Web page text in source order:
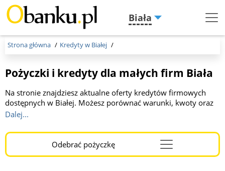
Biała
Menu
Strona główna Kredyty w Białej
Pożyczki i kredyty dla małych firm Biała
Na stronie znajdziesz aktualne oferty kredytów firmowych
dostępnych w Białej. Możesz porównać warunki, kwoty oraz
okresy spłaty oferowane przez różne banki. Kwota do 1 000
000 zł, okres kredytowania od 2 do 36 miesięcy. To idealne
miejsce dla przedsiębiorców szukających korzystnego
finansowania. Wybierz optymalną dla Ciebie ofertę, kliknij link
i wypełnij wniosek online. Otrzymaj szybką a korzystną
Dalej...
Odebrać pożyczkęMenu
Burger